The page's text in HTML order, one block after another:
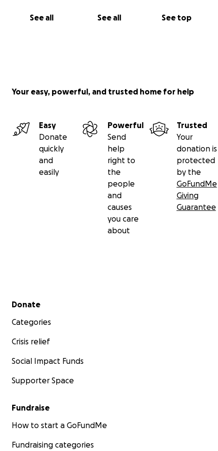
See all See all See top
Your easy, powerful, and trusted home for help
Easy
Donate
quickly
and
easily
Powerful
Send
help
right to
the
people
and
causes
you care
about
Trusted
Your
donation is
protected
by the
GoFundMe
Giving
Guarantee
Secondary menu
Donate
Categories
Crisis relief
Social Impact Funds
Supporter Space
Fundraise
How to start a GoFundMe
Fundraising categories